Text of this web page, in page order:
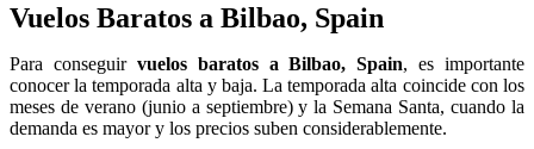
Vuelos Baratos a Bilbao, Spain
Para conseguir vuelos baratos a Bilbao, Spain, es importante
conocer la temporada alta y baja. La temporada alta coincide con los
meses de verano (junio a septiembre) y la Semana Santa, cuando la
demanda es mayor y los precios suben considerablemente.